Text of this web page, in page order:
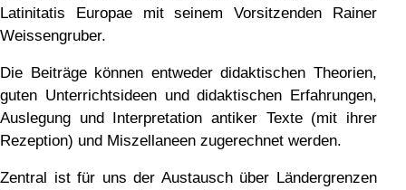
Latinitatis Europae mit seinem Vorsitzenden Rainer
Weissengruber.
Die Beiträge können entweder didaktischen Theorien,
guten Unterrichtsideen und didaktischen Erfahrungen,
Auslegung und Interpretation antiker Texte (mit ihrer
Rezeption) und Miszellaneen zugerechnet werden.
Zentral ist für uns der Austausch über Ländergrenzen